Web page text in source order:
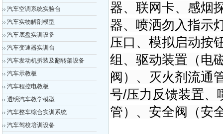
汽车空调系统实验台
汽车实物解剖模型
汽车底盘实训设备
汽车变速器实训台
汽车发动机拆装及翻转架设备
汽车示教板
汽车程控电教板
透明汽车教学模型
汽车整车综合实训系统
汽车驾校培训设备
器、联网卡、感烟
器、喷洒勿入指示
压口、模拟启动按
组、驱动装置（电
阀）、灭火剂流通
号/压力反馈装置、
管）、安全阀（安